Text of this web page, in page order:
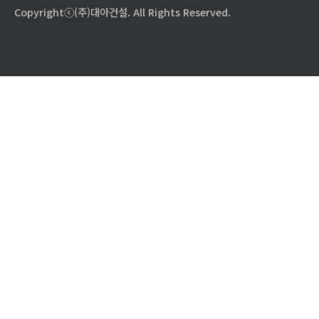
Copyrightⓒ(주)대아건설. All Rights Reserved.